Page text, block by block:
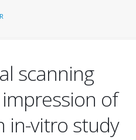
scanning
of
in-vitro study